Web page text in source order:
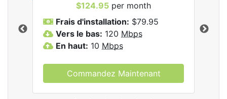
$124.95 per month
Frais d'installation: $79.95
Vers le bas: 120 Mbps
En haut: 10 Mbps
Commandez Maintenant